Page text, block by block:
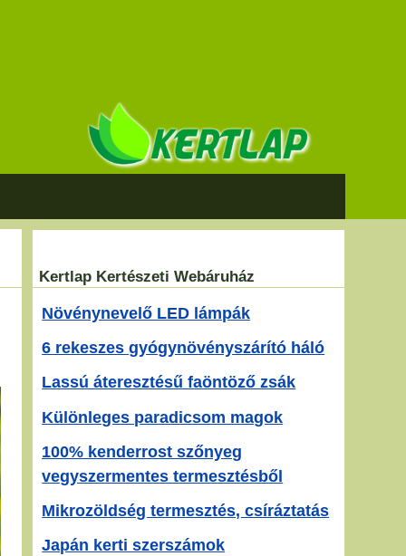
Kertlap Kertészeti Webáruház
Növénynevelő LED lámpák
6 rekeszes gyógynövényszárító háló
Lassú áteresztésű faöntöző zsák
Különleges paradicsom magok
100% kenderrost szőnyeg
vegyszermentes termesztésből
Mikrozöldség termesztés, csíráztatás
Japán kerti szerszámok